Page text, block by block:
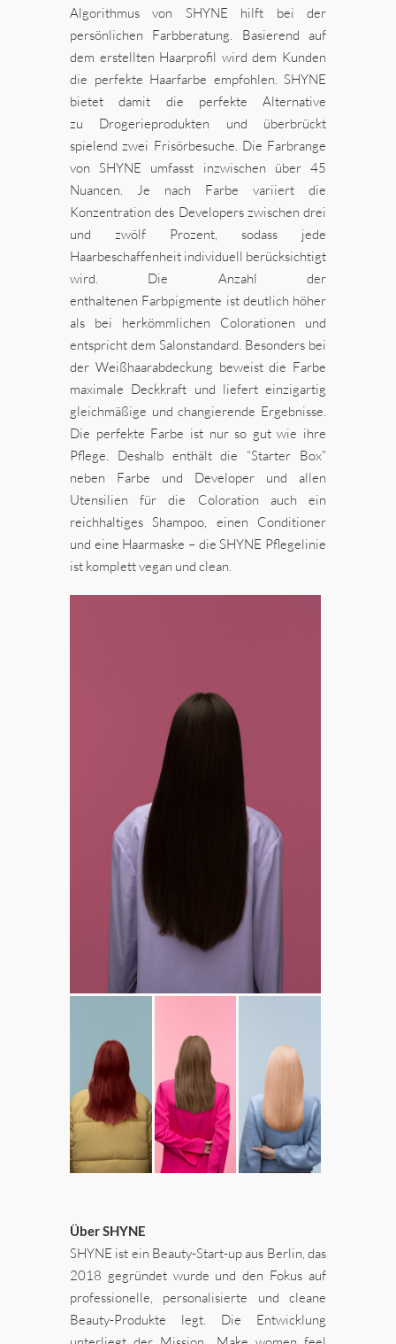
Algorithmus von SHYNE hilft bei der
persönlichen Farbberatung. Basierend auf
dem erstellten Haarprofil wird dem Kunden
die perfekte Haarfarbe empfohlen. SHYNE
bietet damit die perfekte Alternative
zu Drogerieprodukten und überbrückt
spielend zwei Frisörbesuche. Die Farbrange
von SHYNE umfasst inzwischen über 45
Nuancen. Je nach Farbe variiert die
Konzentration des Developers zwischen drei
und zwölf Prozent, sodass jede
Haarbeschaffenheit individuell berücksichtigt
wird. Die Anzahl der
enthaltenen Farbpigmente ist deutlich höher
als bei herkömmlichen Colorationen und
entspricht dem Salonstandard. Besonders bei
der Weißhaarabdeckung beweist die Farbe
maximale Deckkraft und liefert einzigartig
gleichmäßige und changierende Ergebnisse.
Die perfekte Farbe ist nur so gut wie ihre
Pflege. Deshalb enthält die “Starter Box”
neben Farbe und Developer und allen
Utensilien für die Coloration auch ein
reichhaltiges Shampoo, einen Conditioner
und eine Haarmaske – die SHYNE Pflegelinie
ist komplett vegan und clean.
Über SHYNE
SHYNE ist ein Beauty-Start-up aus Berlin, das
2018 gegründet wurde und den Fokus auf
professionelle, personalisierte und cleane
Beauty-Produkte legt. Die Entwicklung